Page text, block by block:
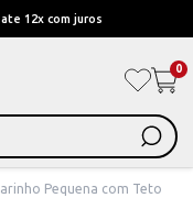
12x com juros
0
Pequena com Teto